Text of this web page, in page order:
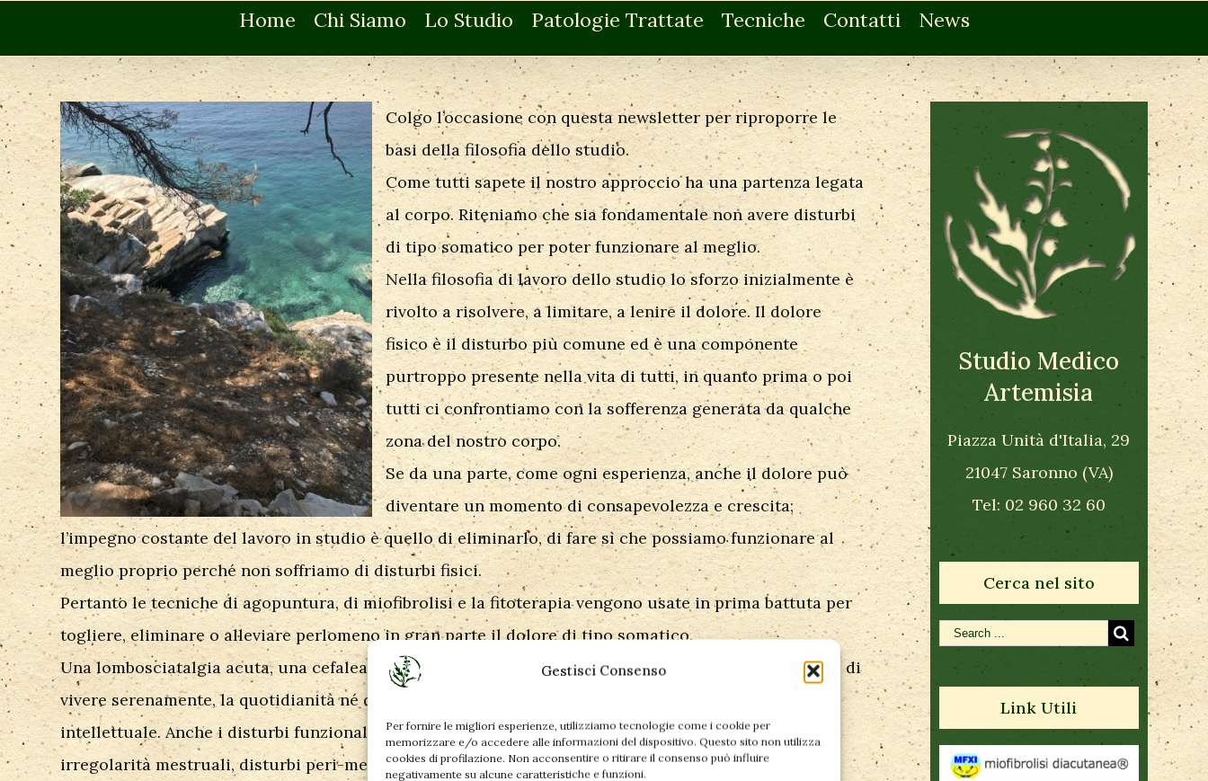
Gestisci Consenso
Per fornire le migliori esperienze, utilizziamo tecnologie come i cookie per
memorizzare e/o accedere alle informazioni del dispositivo. Questo sito non utilizza
cookies di profilazione. Non acconsentire o ritirare il consenso può influire
negativamente su alcune caratteristiche e funzioni.
Home Chi Siamo Lo Studio Patologie Trattate Tecniche Contatti News
Colgo l’occasione con questa newsletter per riproporre le
basi della filosofia dello studio.
Come tutti sapete il nostro approccio ha una partenza legata
al corpo. Riteniamo che sia fondamentale non avere disturbi
di tipo somatico per poter funzionare al meglio.
Nella filosofia di lavoro dello studio lo sforzo inizialmente è
rivolto a risolvere, a limitare, a lenire il dolore. Il dolore
fisico è il disturbo più comune ed è una componente
purtroppo presente nella vita di tutti, in quanto prima o poi
tutti ci confrontiamo con la sofferenza generata da qualche
zona del nostro corpo.
Se da una parte, come ogni esperienza, anche il dolore può
diventare un momento di consapevolezza e crescita;
l’impegno costante del lavoro in studio è quello di eliminarlo, di fare sì che possiamo funzionare al
meglio proprio perché non soffriamo di disturbi fisici.
Pertanto le tecniche di agopuntura, di miofibrolisi e la fitoterapia vengono usate in prima battuta per
togliere, eliminare o alleviare perlomeno in gran parte il dolore di tipo somatico.
Una lombosciatalgia acuta, una cefalea cronica, un blocco articolare non ci permettono certamente di
vivere serenamente, la quotidianità né da un punto di vista fisico, emozionale, relazionale o
intellettuale. Anche i disturbi funzionali quali insonnia, ansia, attacchi di panico, colon irritabile,
irregolarità mestruali, disturbi peri-menopausali possono interferire pesantemente con la nostra
Studio Medico
Artemisia
Piazza Unità d'Italia, 29
21047 Saronno (VA)
Tel: 02 960 32 60
Cerca nel sito
Link Utili